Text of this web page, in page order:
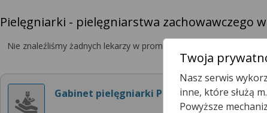
Pielęgniarki - pielęgniarstwa zachowawczego
Nie znaleźliśmy żadnych lekarzy w promieniu
Gabinet pielęgniarki POZ
Twoja
Nasz serwis
inne, które służą
Powyższe